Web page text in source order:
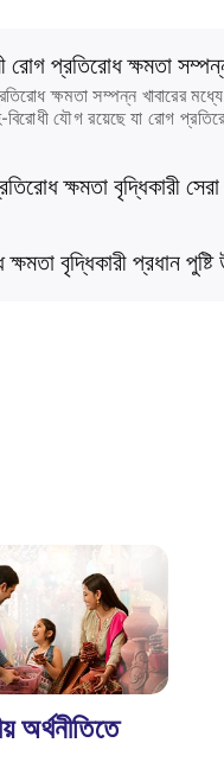
প্রতিরোধ ক্ষমতা
ক্ষমতা সম্পন্ন খাবারের
বিরোধী যৌগ রয়েছে যা রোগ
ক্ষমতা বৃদ্ধিকারী সেরা
বৃদ্ধিকারী প্রধান পুষ্টি
অর্থনীতিতে